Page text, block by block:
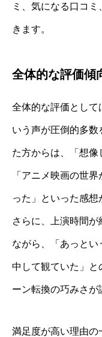
ミ、気になる口コ
きます。
全体的な評価傾
全体的な評価として
いう声が圧倒的多数
た方からは、「想像
「アニメ映画の世
った」といった感想
さらに、上演時間が
ながら、「あっと
中して観ていた」と
ーン転換の巧みさが
満足度が高い理由の